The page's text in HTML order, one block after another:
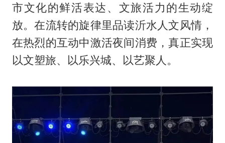
市文化的鲜活表达、文旅活力的生动绽
放。在流转的旋律里品读沂水人文风情，
在热烈的互动中激活夜间消费，真正实现
以文塑旅、以乐兴城、以艺聚人。